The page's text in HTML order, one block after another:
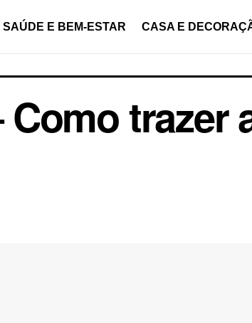
SAÚDE E BEM-ESTAR CASA E
trazer